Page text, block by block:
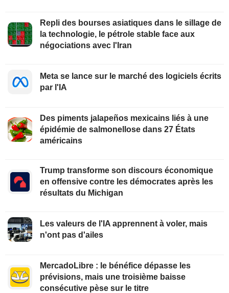
Repli des bourses asiatiques dans le sillage de
la technologie, le pétrole stable face aux
négociations avec l'Iran
Meta se lance sur le marché des logiciels écrits
par l'IA
Des piments jalapeños mexicains liés à une
épidémie de salmonellose dans 27 États
américains
Trump transforme son discours économique
en offensive contre les démocrates après les
résultats du Michigan
Les valeurs de l'IA apprennent à voler, mais
n'ont pas d'ailes
MercadoLibre : le bénéfice dépasse les
prévisions, mais une troisième baisse
consécutive pèse sur le titre